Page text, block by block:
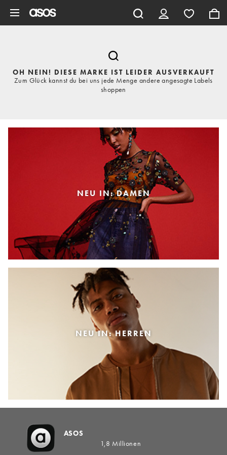
OH NEIN! DIESE MARKE IST LEIDER AUSVERKAUFT
Zum Glück kannst du bei uns jede Menge andere angesagte Labels
shoppen
NEU IN: DAMEN
NEU IN: HERREN
ASOS
1,8 Millionen